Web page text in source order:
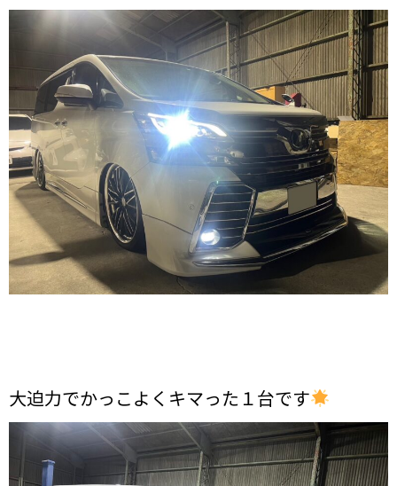
大迫力でかっこよくキマった１台です